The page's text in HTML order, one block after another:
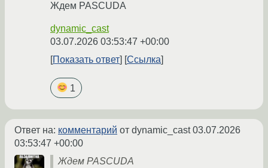
Ждем PASCUDA
dynamic_cast
03.07.2026 03:53:47 +00:00
Показать ответ
Ссылка
1
Ответ на: комментарий от dynamic_cast03.07.2026
03:53:47 +00:00
Ждем PASCUDA